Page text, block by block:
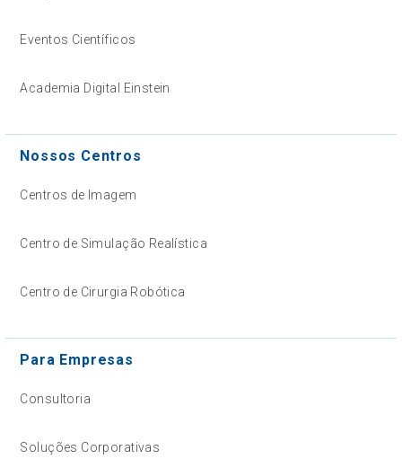
Eventos Científicos
Academia Digital Einstein
Nossos Centros
Centros de Imagem
Centro de Simulação Realística
Centro de Cirurgia Robótica
Para Empresas
Consultoria
Soluções Corporativas